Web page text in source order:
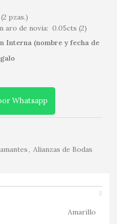
pzas.)
aro de novia: 0.05cts (2)
Interna (nombre y fecha de
Whatsapp
, Alianzas de Bodas
Amarillo